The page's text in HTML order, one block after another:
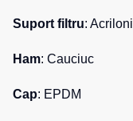
Suport filtru:
Ham: Cauciuc
Cap: EPDM